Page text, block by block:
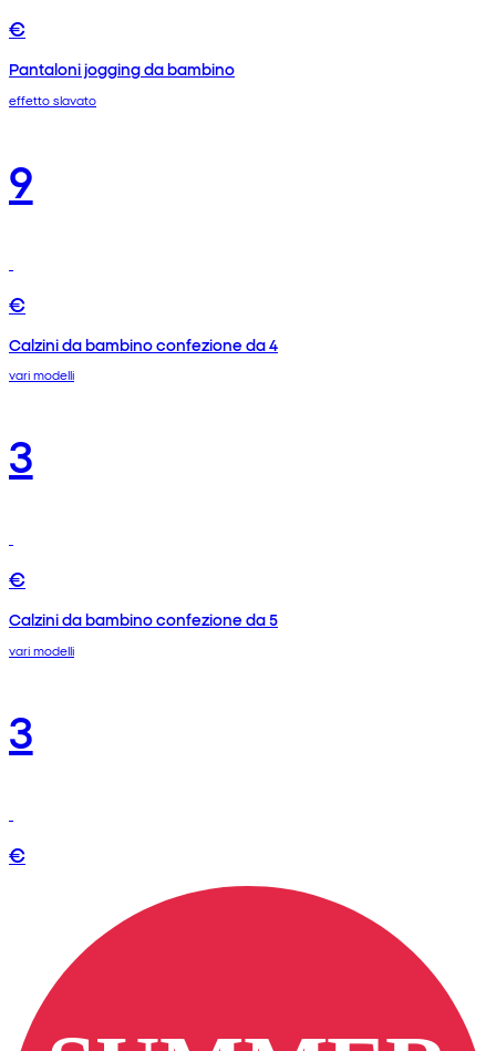
€
Pantaloni jogging da bambino
effetto slavato
9
€
Calzini da bambino confezione da 4
vari modelli
3
€
Calzini da bambino confezione da 5
vari modelli
3
€